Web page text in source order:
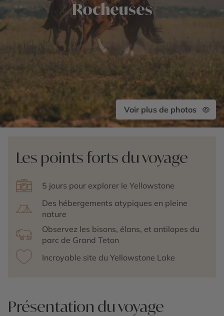
Rocheuses
Voir plus de photos
Les points forts du voyage
5 jours pour explorer le Yellowstone
Des hébergements atypiques en pleine
nature
Observez les bisons, élans, et antilopes du
parc de Grand Teton
Incroyable site du Yellowstone Lake
Présentation du voyage